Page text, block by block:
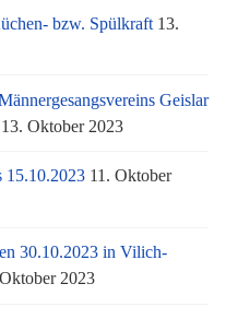
bzw. Spülkraft 13.
Geislar
13. Oktober 2023
15.10.2023 11. Oktober
30.10.2023 in Vilich-
2023